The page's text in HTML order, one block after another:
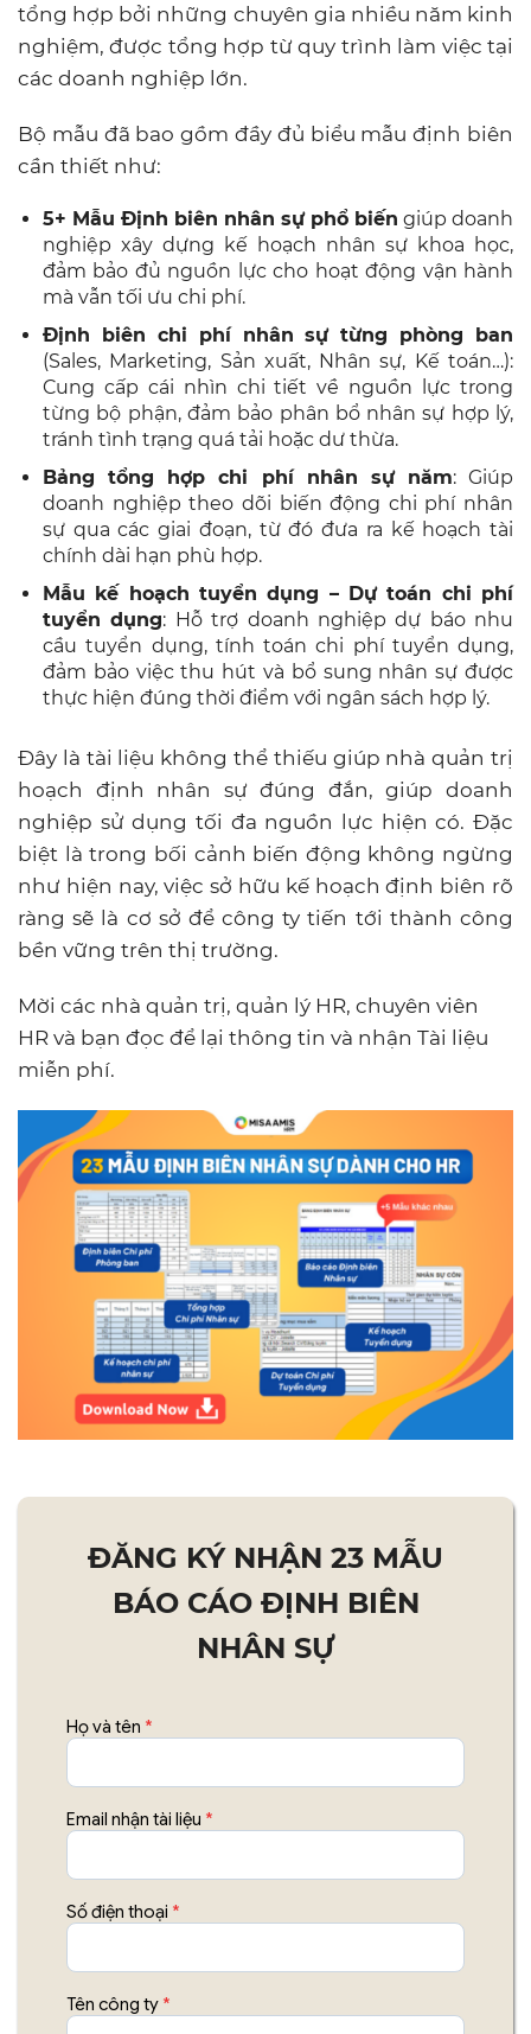
tổng hợp bởi những chuyên gia nhiều năm kinh
nghiệm, được tổng hợp từ quy trình làm việc tại
các doanh nghiệp lớn.
Bộ mẫu đã bao gồm đầy đủ biểu mẫu định biên
cần thiết như:
5+ Mẫu Định biên nhân sự phổ biến giúp doanh
nghiệp xây dựng kế hoạch nhân sự khoa học,
đảm bảo đủ nguồn lực cho hoạt động vận hành
mà vẫn tối ưu chi phí.
Định biên chi phí nhân sự từng phòng ban
(Sales, Marketing, Sản xuất, Nhân sự, Kế toán…):
Cung cấp cái nhìn chi tiết về nguồn lực trong
từng bộ phận, đảm bảo phân bổ nhân sự hợp lý,
tránh tình trạng quá tải hoặc dư thừa.
Bảng tổng hợp chi phí nhân sự năm: Giúp
doanh nghiệp theo dõi biến động chi phí nhân
sự qua các giai đoạn, từ đó đưa ra kế hoạch tài
chính dài hạn phù hợp.
Mẫu kế hoạch tuyển dụng – Dự toán chi phí
tuyển dụng: Hỗ trợ doanh nghiệp dự báo nhu
cầu tuyển dụng, tính toán chi phí tuyển dụng,
đảm bảo việc thu hút và bổ sung nhân sự được
thực hiện đúng thời điểm với ngân sách hợp lý.
Đây là tài liệu không thể thiếu giúp nhà quản trị
hoạch định nhân sự đúng đắn, giúp doanh
nghiệp sử dụng tối đa nguồn lực hiện có. Đặc
biệt là trong bối cảnh biến động không ngừng
như hiện nay, việc sở hữu kế hoạch định biên rõ
ràng sẽ là cơ sở để công ty tiến tới thành công
bền vững trên thị trường.
Mời các nhà quản trị, quản lý HR, chuyên viên
HR và bạn đọc để lại thông tin và nhận Tài liệu
miễn phí.
ĐĂNG KÝ NHẬN 23 MẪU
BÁO CÁO ĐỊNH BIÊN
NHÂN SỰ
Họ và tên *
Email nhận tài liệu *
Số điện thoại *
Tên công ty *